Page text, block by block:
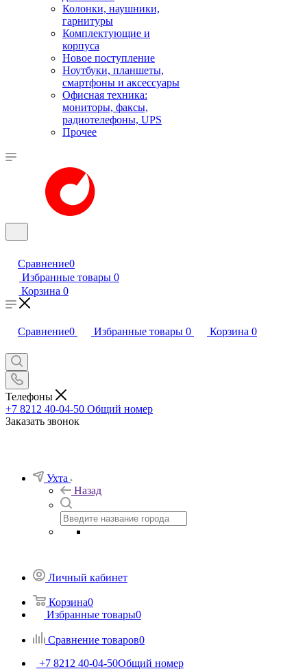
Колонки, наушники,
гарнитуры
Комплектующие и
корпуса
Новое поступление
Ноутбуки, планшеты,
смартфоны и аксессуары
Офисная техника:
мониторы, факсы,
радиотелефоны, UPS
Прочее
Сравнение0
Избранные товары 0
Корзина 0
Сравнение0 Избранные товары 0 Корзина 0
Телефоны
+7 8212 40-04-50 Общий номер
Заказать звонок
Ухта
Назад
Личный кабинет
Корзина0
Избранные товары0
Сравнение товаров0
+7 8212 40-04-50Общий номер